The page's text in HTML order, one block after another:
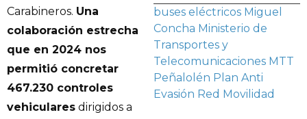
Carabineros. Una
colaboración estrecha
que en 2024 nos
permitió concretar
467.230 controles
vehiculares dirigidos a
buses eléctricos Miguel
Concha Ministerio de
Transportes y
Telecomunicaciones MTT
Peñalolén Plan Anti
Evasión Red Movilidad